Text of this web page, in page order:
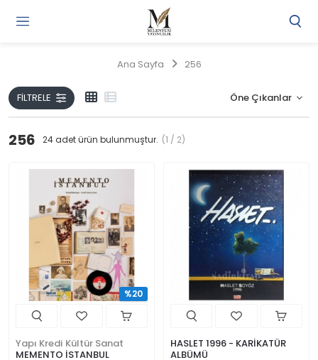
Ana Sayfa 256
FILTRELE
256 24 adet ürün bulunmuştur. (1 / 2)
Yapı Kredi Kültür Sanat
MEMENTO İSTANBUL
%20
HASLET 1996 - KARİKATÜR
ALBÜMÜ